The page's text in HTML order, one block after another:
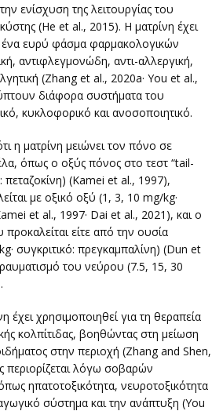
ενίσχυση της λειτουργίας του
(He et al., 2015). Η ματρίνη έχει
ένα ευρύ φάσμα φαρμακολογικών
αντιφλεγμονώδη, αντι-αλλεργική,
(Zhang et al., 2020a· You et al.,
διάφορα συστήματα του
κυκλοφορικό και ανοσοποιητικό.
η ματρίνη μειώνει τον πόνο σε
όπως ο οξύς πόνος στο τεστ “tail-
πεταζοκίνη) (Kamei et al., 1997),
με οξικό οξύ (1, 3, 10 mg/kg·
et al., 1997· Dai et al., 2021), και ο
είτε από την ουσία
συγκριτικό: πρεγκαμπαλίνη) (Dun et
του νεύρου (7.5, 15, 30
έχει χρησιμοποιηθεί για τη θεραπεία
κολπίτιδας, βοηθώντας στη μείωση
στην περιοχή (Zhang and Shen,
λόγω σοβαρών
ηπατοτοξικότητα, νευροτοξικότητα
σύστημα και την ανάπτυξη (You